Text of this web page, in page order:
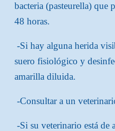
bacteria (pasteurella) que
48 horas.
-Si hay alguna herida
suero fisiológico y
amarilla diluida.
-Consultar a un
-Si su veterinario está de